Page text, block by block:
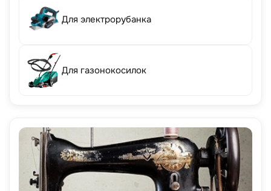
Для электрорубанка
Для газонокосилок